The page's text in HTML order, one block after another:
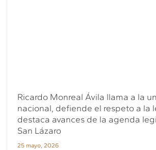
Ricardo Monreal Ávila llama a la
nacional, defiende el respeto a la
destaca avances de la agenda
San Lázaro
25 mayo, 2026